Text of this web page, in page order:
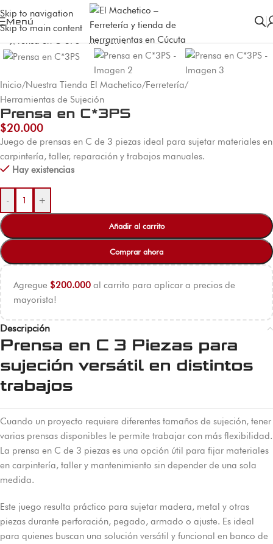
Skip to navigation
Skip to main content
Menú
Inicio/Nuestra Tienda El Machetico/Ferretería/
Herramientas de Sujeción
Prensa en C*3PS
$20.000
Juego de prensas en C de 3 piezas ideal para sujetar materiales en
carpintería, taller, reparación y trabajos manuales.
Hay existencias
- +
Añadir al carrito
Comprar ahora
Agregue $200.000 al carrito para aplicar a precios de
mayorista!
Descripción
Prensa en C 3 Piezas para
sujeción versátil en distintos
trabajos
Cuando un proyecto requiere diferentes tamaños de sujeción, tener
varias prensas disponibles le permite trabajar con más flexibilidad.
La prensa en C de 3 piezas es una opción útil para fijar materiales
en carpintería, taller y mantenimiento sin depender de una sola
medida.
Este juego resulta práctico para sujetar madera, metal y otras
piezas durante perforación, pegado, armado o ajuste. Es ideal
para quienes buscan una solución versátil y funcional en banco de